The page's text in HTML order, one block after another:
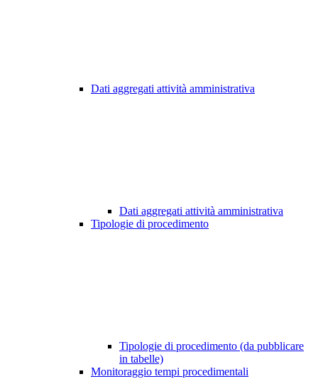
Dati aggregati attività amministrativa
Dati aggregati attività amministrativa
Tipologie di procedimento
Tipologie di procedimento (da pubblicare
in tabelle)
Monitoraggio tempi procedimentali